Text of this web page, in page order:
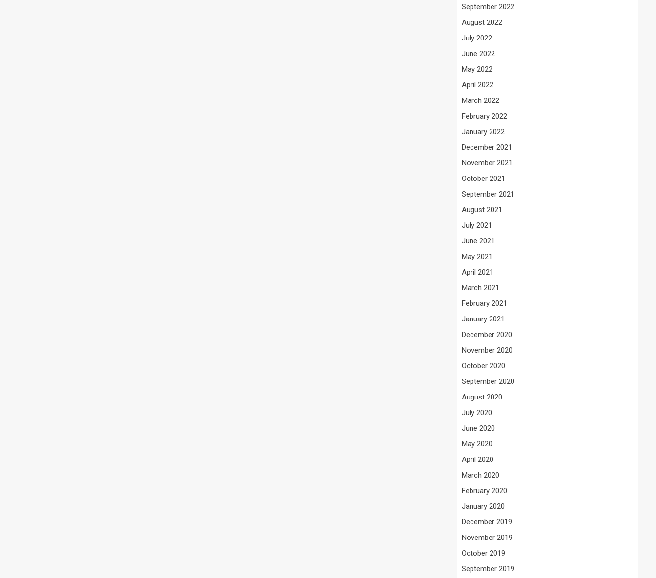
September 2022
August 2022
July 2022
June 2022
May 2022
April 2022
March 2022
February 2022
January 2022
December 2021
November 2021
October 2021
September 2021
August 2021
July 2021
June 2021
May 2021
April 2021
March 2021
February 2021
January 2021
December 2020
November 2020
October 2020
September 2020
August 2020
July 2020
June 2020
May 2020
April 2020
March 2020
February 2020
January 2020
December 2019
November 2019
October 2019
September 2019